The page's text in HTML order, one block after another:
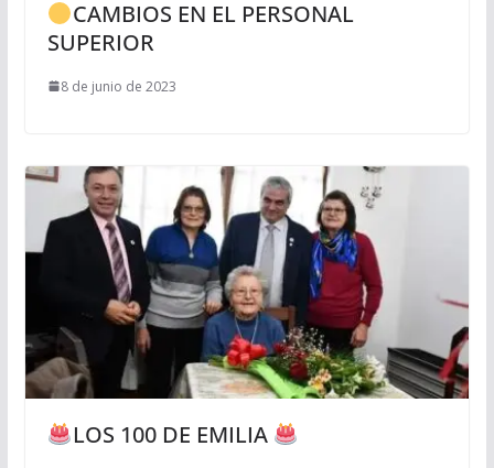
CAMBIOS EN EL PERSONAL
SUPERIOR
8 de junio de 2023
LOS 100 DE EMILIA